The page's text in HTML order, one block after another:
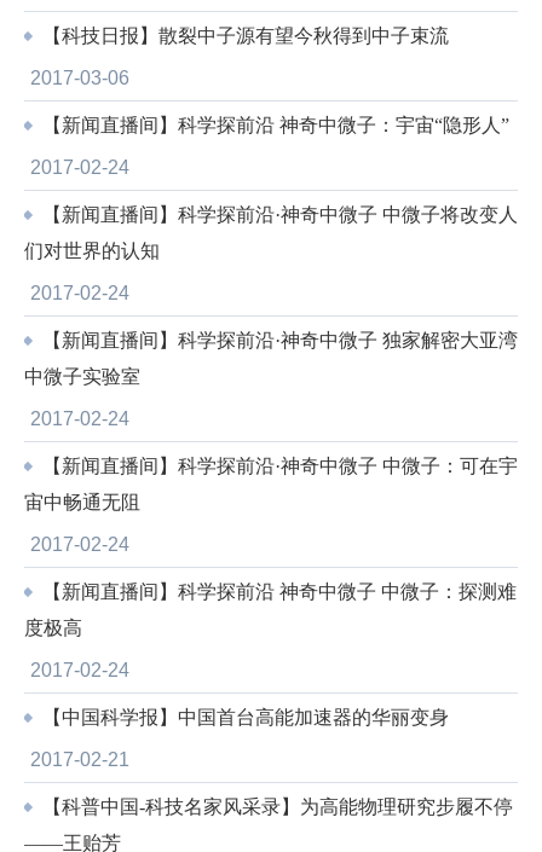
【科技日报】散裂中子源有望今秋得到中子束流
2017-03-06
【新闻直播间】科学探前沿 神奇中微子：宇宙“隐形人”
2017-02-24
【新闻直播间】科学探前沿·神奇中微子 中微子将改变人
们对世界的认知
2017-02-24
【新闻直播间】科学探前沿·神奇中微子 独家解密大亚湾
中微子实验室
2017-02-24
【新闻直播间】科学探前沿·神奇中微子 中微子：可在宇
宙中畅通无阻
2017-02-24
【新闻直播间】科学探前沿 神奇中微子 中微子：探测难
度极高
2017-02-24
【中国科学报】中国首台高能加速器的华丽变身
2017-02-21
【科普中国-科技名家风采录】为高能物理研究步履不停
——王贻芳